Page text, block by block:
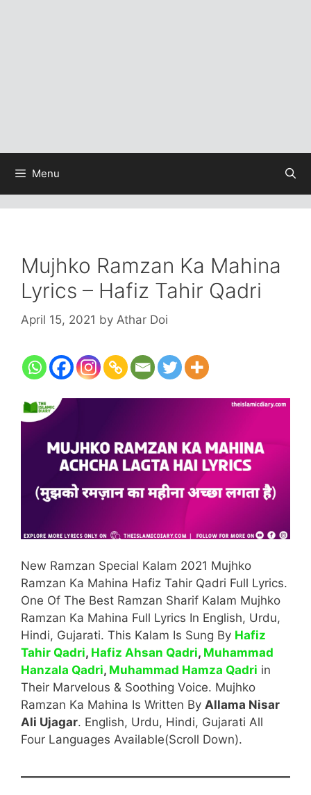
Menu
Mujhko Ramzan Ka Mahina
Lyrics – Hafiz Tahir Qadri
April 15, 2021 by Athar Doi
New Ramzan Special Kalam 2021 Mujhko
Ramzan Ka Mahina Hafiz Tahir Qadri Full Lyrics.
One Of The Best Ramzan Sharif Kalam Mujhko
Ramzan Ka Mahina Full Lyrics In English, Urdu,
Hindi, Gujarati. This Kalam Is Sung By Hafiz
Tahir Qadri, Hafiz Ahsan Qadri, Muhammad
Hanzala Qadri, Muhammad Hamza Qadri in
Their Marvelous & Soothing Voice. Mujhko
Ramzan Ka Mahina Is Written By Allama Nisar
Ali Ujagar. English, Urdu, Hindi, Gujarati All
Four Languages Available(Scroll Down).